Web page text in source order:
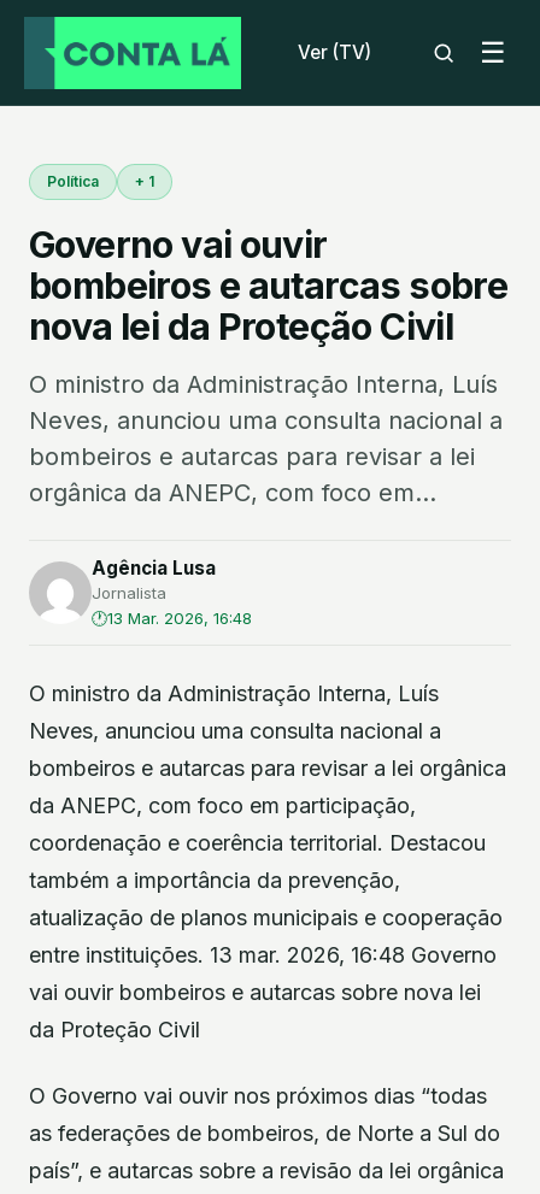
Ver (TV) ☰
Política + 1
Governo vai ouvir
bombeiros e autarcas sobre
nova lei da Proteção Civil
O ministro da Administração Interna, Luís
Neves, anunciou uma consulta nacional a
bombeiros e autarcas para revisar a lei
orgânica da ANEPC, com foco em...
Agência Lusa
Jornalista
13 Mar. 2026, 16:48
O ministro da Administração Interna, Luís
Neves, anunciou uma consulta nacional a
bombeiros e autarcas para revisar a lei orgânica
da ANEPC, com foco em participação,
coordenação e coerência territorial. Destacou
também a importância da prevenção,
atualização de planos municipais e cooperação
entre instituições. 13 mar. 2026, 16:48 Governo
vai ouvir bombeiros e autarcas sobre nova lei
da Proteção Civil
O Governo vai ouvir nos próximos dias “todas
as federações de bombeiros, de Norte a Sul do
país”, e autarcas sobre a revisão da lei orgânica